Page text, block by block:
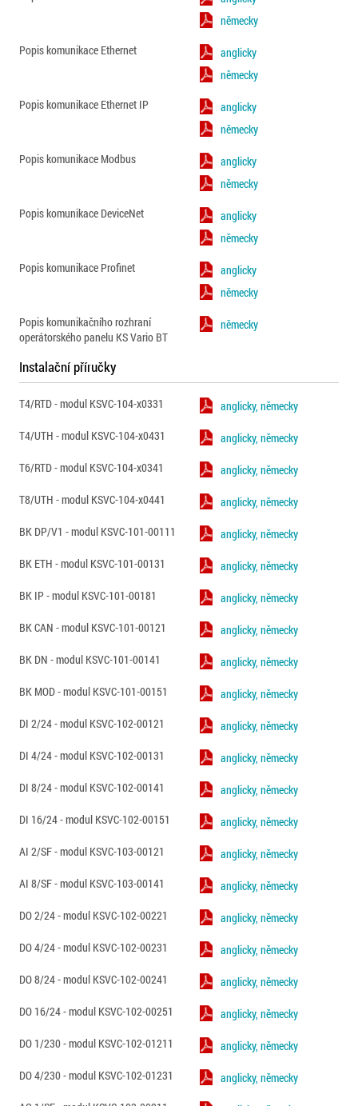
německy
Popis komunikace Ethernet
anglicky
německy
Popis komunikace Ethernet IP
anglicky
německy
Popis komunikace Modbus
anglicky
německy
Popis komunikace DeviceNet
anglicky
německy
Popis komunikace Profinet
anglicky
německy
Popis komunikačního rozhraní
operátorského panelu KS Vario BT
německy
Instalační příručky
T4/RTD - modul KSVC-104-x0331
anglicky, německy
T4/UTH - modul KSVC-104-x0431
anglicky, německy
T6/RTD - modul KSVC-104-x0341
anglicky, německy
T8/UTH - modul KSVC-104-x0441
anglicky, německy
BK DP/V1 - modul KSVC-101-00111
anglicky, německy
BK ETH - modul KSVC-101-00131
anglicky, německy
BK IP - modul KSVC-101-00181
anglicky, německy
BK CAN - modul KSVC-101-00121
anglicky, německy
BK DN - modul KSVC-101-00141
anglicky, německy
BK MOD - modul KSVC-101-00151
anglicky, německy
DI 2/24 - modul KSVC-102-00121
anglicky, německy
DI 4/24 - modul KSVC-102-00131
anglicky, německy
DI 8/24 - modul KSVC-102-00141
anglicky, německy
DI 16/24 - modul KSVC-102-00151
anglicky, německy
AI 2/SF - modul KSVC-103-00121
anglicky, německy
AI 8/SF - modul KSVC-103-00141
anglicky, německy
DO 2/24 - modul KSVC-102-00221
anglicky, německy
DO 4/24 - modul KSVC-102-00231
anglicky, německy
DO 8/24 - modul KSVC-102-00241
anglicky, německy
DO 16/24 - modul KSVC-102-00251
anglicky, německy
DO 1/230 - modul KSVC-102-01211
anglicky, německy
DO 4/230 - modul KSVC-102-01231
anglicky, německy